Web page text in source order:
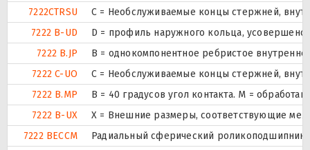
7222CTRSU
С = Необслуживаемые концы стержней,
7222 B-UD
D = профиль наружного кольца,
7222 B.JP
B = однокомпонентное ребристое
7222 C-UO
С = Необслуживаемые концы стержней,
7222 B.MP
B = 40 градусов угол контакта. M =
7222 B-UX
X = Внешние размеры, соответствующие
7222 BECCM
Радиальный сферический роликоподшипник